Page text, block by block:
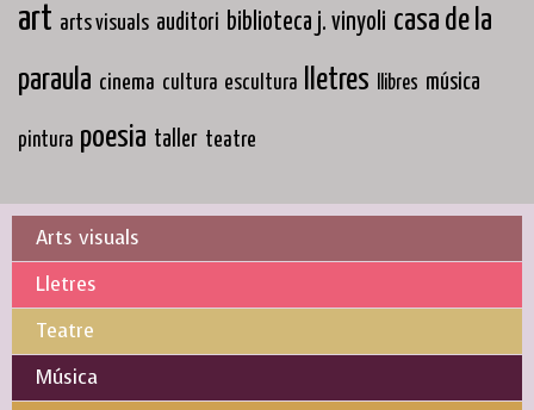
art arts visuals auditori biblioteca j. vinyoli casa de la
paraula cinema cultura escultura lletres llibres música
pintura poesia taller teatre
Arts visuals
Lletres
Teatre
Música